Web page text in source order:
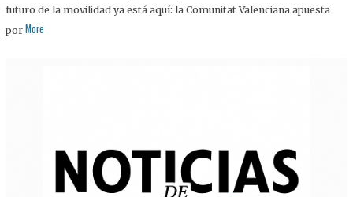
futuro de la movilidad ya está aquí: la Comunitat Valenciana apuesta
por More